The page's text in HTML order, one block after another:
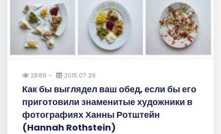
2889 2015.07.29
Как бы выглядел ваш обед, если бы его
приготовили знаменитые художники в
фотографиях Ханны Ротштейн
(Hannah Rothstein)